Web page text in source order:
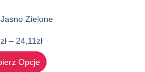
Zielone
zł – 24,11zł
Opcje